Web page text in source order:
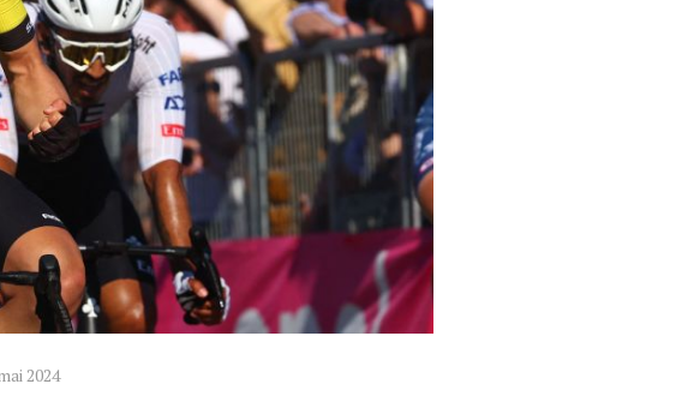
2024